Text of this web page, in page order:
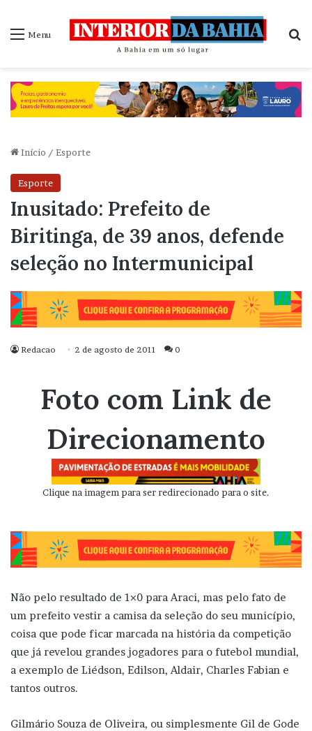
Menu
Início / Esporte
Esporte
Inusitado: Prefeito de
Biritinga, de 39 anos, defende
seleção no Intermunicipal
Redacao 2 de agosto de 2011 0
Foto com Link de
Direcionamento
Clique na imagem para ser redirecionado para o site.
Não pelo resultado de 1×0 para Araci, mas pelo fato de
um prefeito vestir a camisa da seleção do seu município,
coisa que pode ficar marcada na história da competição
que já revelou grandes jogadores para o futebol mundial,
a exemplo de Liédson, Edilson, Aldair, Charles Fabian e
tantos outros.
Gilmário Souza de Oliveira, ou simplesmente Gil de Gode